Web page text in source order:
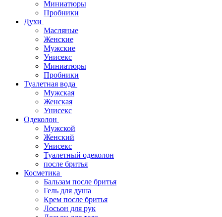
Миниатюры
Пробники
Духи
Масляные
Женские
Мужские
Унисекс
Миниатюры
Пробники
Туалетная вода
Мужская
Женская
Унисекс
Одеколон
Мужской
Женский
Унисекс
Туалетный одеколон
после бритья
Косметика
Бальзам после бритья
Гель для душа
Крем после бритья
Лосьон для рук